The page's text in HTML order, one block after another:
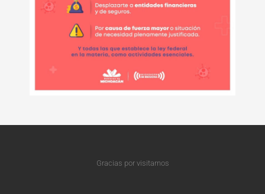
Gracias por visitarnos